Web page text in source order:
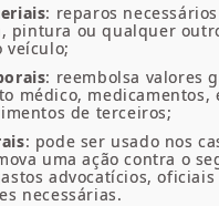
: reparos
pintura ou qualquer
veículo;
: reembolsa valores
médico, medicamentos,
de terceiros;
: pode ser usado nos
uma ação contra o
advocatícios, oficiais
necessárias.